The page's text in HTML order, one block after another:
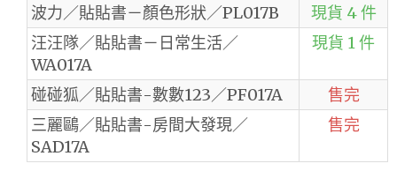
波力／貼貼書－顏色形狀／PL017B
現貨 4 件
汪汪隊／貼貼書－日常生活／
WA017A
現貨 1 件
碰碰狐／貼貼書-數數123／PF017A
售完
三麗鷗／貼貼書-房間大發現／
SAD17A
售完